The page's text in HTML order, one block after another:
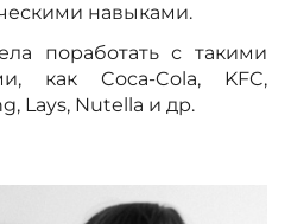
навыками.
поработать с такими
как Coca-Cola, KFC,
Lays, Nutella и др.